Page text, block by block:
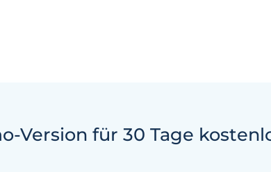
Version für 30 Tage